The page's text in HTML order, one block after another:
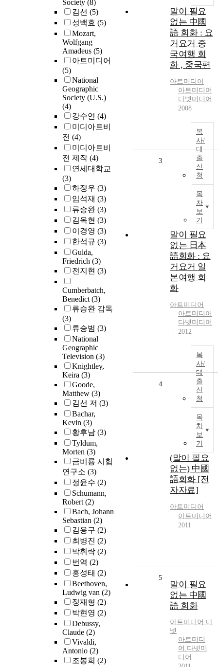
Society (8)
김선 (5)
성백효 (5)
Mozart,
Wolfgang
Amadeus (5)
아트미디어
(5)
National
Geographic
Society (U.S.)
(4)
강수연 (4)
미디아트비
전 (4)
미디아트비
전 제작 (4)
연세대학교
(3)
하정우 (3)
임석재 (3)
류승완 (3)
김옥현 (3)
이경영 (3)
한석규 (3)
Gulda,
Friedrich (3)
전지현 (3)
Cumberbatch,
Benedict(3)
류승완 감독
(3)
류승범 (3)
National
Geographic
Television (3)
Knightley,
Keira (3)
Goode,
Matthew (3)
김선 저 (3)
Bachar,
Kevin (3)
황후남 (3)
Tyldum,
Morten (3)
금비룡 시험
연구소 (3)
정윤수 (2)
Schumann,
Robert(2)
Bach, Johann
Sebastian (2)
김용구 (2)
최병진 (2)
박휘락 (2)
번역 (2)
홍성태 (2)
Beethoven,
Ludwig van (2)
정재형 (2)
박현영 (2)
Debussy,
Claude (2)
Vivaldi,
Antonio (2)
조봉희 (2)
말이 필요
없는 中國
語 회화 : 요
거요거 중
국여행 회
화 , 중국편
아트미디어
아트미디어
다넷미디어
2008
복
사/
대
출
신
청
목
차
보
기
3
말이 필요
없는 日本
語회화 : 요
거요거 일
본여행 회
화
아트미디어
아트미디어
다넷미디어
2012
복
사/
대
출
신
청
목
차
보
기
4
(말이 필요
없는) 中國
語회화 [전
자자료]
아트미디어
아트미디어
2011
5
말이 필요
없는 中國
語 회화
아트미디어.다
넷
아트미디
어.다넷미
디어